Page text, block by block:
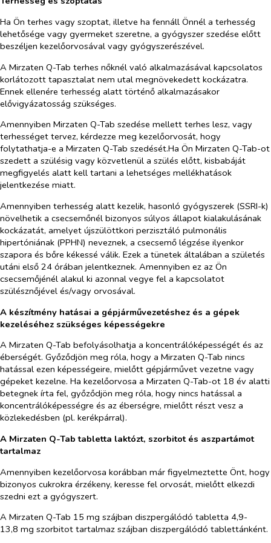
Ha Ön terhes vagy szoptat, illetve ha fennáll Önnél a terhesség
lehetősége vagy gyermeket szeretne, a gyógyszer szedése előtt
beszéljen kezelőorvosával vagy gyógyszerészével.
A Mirzaten Q-Tab terhes nőknél való alkalmazásával kapcsolatos
korlátozott tapasztalat nem utal megnövekedett kockázatra.
Ennek ellenére terhesség alatt történő alkalmazásakor
elővigyázatosság szükséges.
Amennyiben Mirzaten Q-Tab szedése mellett terhes lesz, vagy
terhességet tervez, kérdezze meg kezelőorvosát, hogy
folytathatja-e a Mirzaten Q-Tab szedését.Ha Ön Mirzaten Q-Tab-ot
szedett a szülésig vagy közvetlenül a szülés előtt, kisbabáját
megfigyelés alatt kell tartani a lehetséges mellékhatások
jelentkezése miatt.
Amennyiben terhesség alatt kezelik, hasonló gyógyszerek (SSRI-k)
növelhetik a csecsemőnél bizonyos súlyos állapot kialakulásának
kockázatát, amelyet újszülöttkori perzisztáló pulmonális
hipertóniának (PPHN) neveznek, a csecsemő légzése ilyenkor
szapora és bőre kékessé válik. Ezek a tünetek általában a születés
utáni első 24 órában jelentkeznek. Amennyiben ez az Ön
csecsemőjénél alakul ki azonnal vegye fel a kapcsolatot
szülésznőjével és/vagy orvosával.
A készítmény hatásai a gépjárművezetéshez és a gépek
kezeléséhez szükséges képességekre
A Mirzaten Q-Tab befolyásolhatja a koncentrálóképességét és az
éberségét. Győződjön meg róla, hogy a Mirzaten Q-Tab nincs
hatással ezen képességeire, mielőtt gépjárművet vezetne vagy
gépeket kezelne. Ha kezelőorvosa a Mirzaten Q-Tab-ot 18 év alatti
betegnek írta fel, győződjön meg róla, hogy nincs hatással a
koncentrálóképességre és az éberségre, mielőtt részt vesz a
közlekedésben (pl. kerékpárral).
A Mirzaten Q-Tab tabletta laktózt, szorbitot és aszpartámot
tartalmaz
Amennyiben kezelőorvosa korábban már figyelmeztette Önt, hogy
bizonyos cukrokra érzékeny, keresse fel orvosát, mielőtt elkezdi
szedni ezt a gyógyszert.
A Mirzaten Q-Tab 15 mg szájban diszpergálódó tabletta 4,9-
13,8 mg szorbitot tartalmaz szájban diszpergálódó tablettánként.